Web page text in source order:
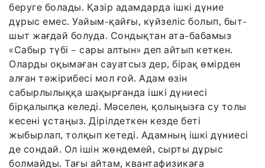
беруге болады. Қазір адамдарда ішкі дүние
дұрыс емес. Уайым-қайғы, күйзеліс болып, быт-
шыт жағдай болуда. Сондықтан ата-бабамыз
«Сабыр түбі – сары алтын» деп айтып кеткен.
Оларды оқымаған сауатсыз дер, бірақ өмірден
алған тәжірибесі мол ғой. Адам өзін
сабырлылыққа шақырғанда ішкі дүниесі
бірқалыпқа келеді. Мәселен, қолыңызға су толы
кесені ұстаңыз. Дірілдеткен кезде беті
жыбырлап, толқып кетеді. Адамның ішкі дүниесі
де сондай. Ол ішін жөндемей, сырты дұрыс
болмайды. Тағы айтам, квантафизикаға